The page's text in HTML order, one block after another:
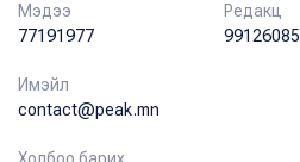
Мэдээ
77191977
Редакц
99126085
Имэйл
contact@peak.mn